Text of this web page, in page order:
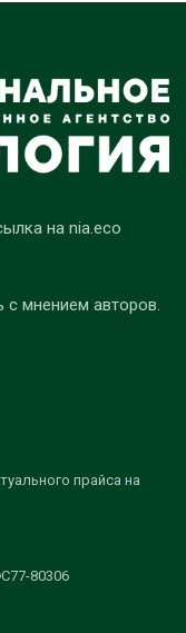
на nia.eco
мнением авторов.
прайса на
80306